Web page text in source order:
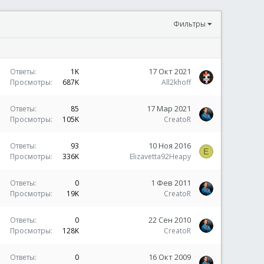
Фильтры
Ответы
1K
Просмотры
687K
17 Окт 2021
All2khoff
Ответы
85
Просмотры
105K
17 Мар 2021
CreatoR
Ответы
93
Просмотры
336K
10 Ноя 2016
Elizavetta92Heapy
E
Ответы
0
Просмотры
19K
1 Фев 2011
CreatoR
Ответы
0
Просмотры
128K
22 Сен 2010
CreatoR
Ответы
0
16 Окт 2009